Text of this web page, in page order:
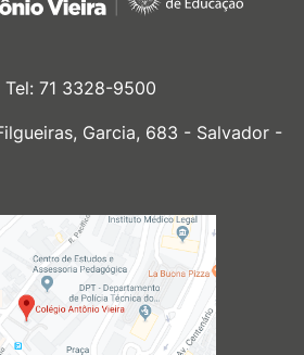
Tel: 71 3328-9500
Garcia, 683 - Salvador -